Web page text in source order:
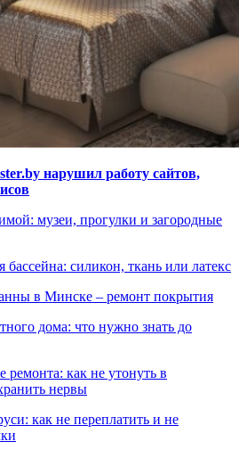
нарушил работу сайтов,
музеи, прогулки и загородные
силикон, ткань или латекс
в Минске – ремонт покрытия
дома: что нужно знать до
ремонта: как не утонуть в
нервы
как не переплатить и не